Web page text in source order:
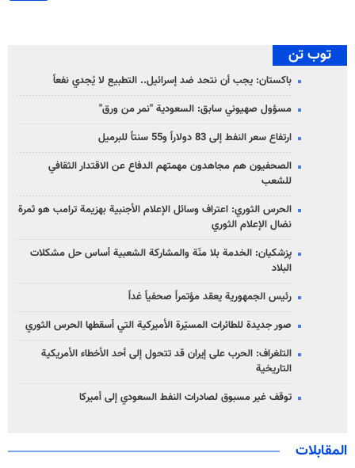
توب تن
باكستان: يجب أن نتحد ضد إسرائيل.. التطبيع لا يُجدي نفعاً
مسؤول صهيوني سابق: السعودية "نمر من ورق"
ارتفاع سعر النفط إلى 83 دولاراً و55 سنتاً للبرميل
الصحفيون هم مجاهدون مهمتهم الدفاع عن الاقتدار الثقافي
للشعب
الحرس الثوري: اعتراف وسائل الإعلام الأجنبية بهزيمة ترامب هو ثمرة
نضال الإعلام الثوري
پزشکیان: الخدمة بلا منّة والمشاركة الشعبية أساس حل مشكلات
البلاد
رئيس الجمهورية يعقد مؤتمراً صحفياً غداً
صور جديدة للطائرات المسيّرة الأميركية التي أسقطها الحرس الثوري
التلغراف: الحرب على إيران قد تتحول إلى أحد الأخطاء الأمريكية
التاريخية
توقف غير مسبوق لصادرات النفط السعودي إلى أميركا
المقابلات